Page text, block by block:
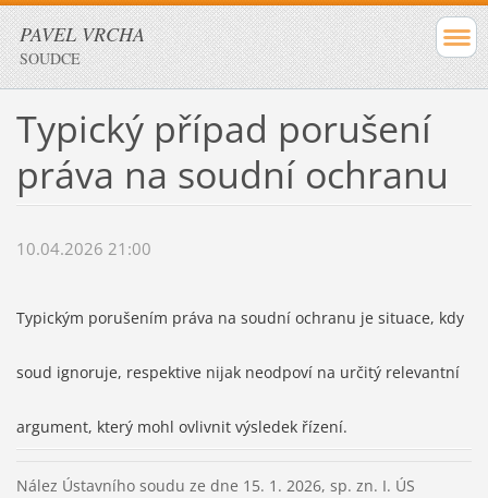
PAVEL VRCHA
SOUDCE
Typický případ porušení
práva na soudní ochranu
10.04.2026 21:00
Typickým porušením práva na soudní ochranu je situace, kdy
soud ignoruje, respektive nijak neodpoví na určitý relevantní
argument, který mohl ovlivnit výsledek řízení.
Nález Ústavního soudu ze dne 15. 1. 2026, sp. zn. I. ÚS